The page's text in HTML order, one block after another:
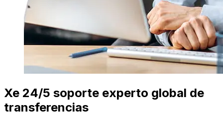
Xe 24/5 soporte experto global de
transferencias